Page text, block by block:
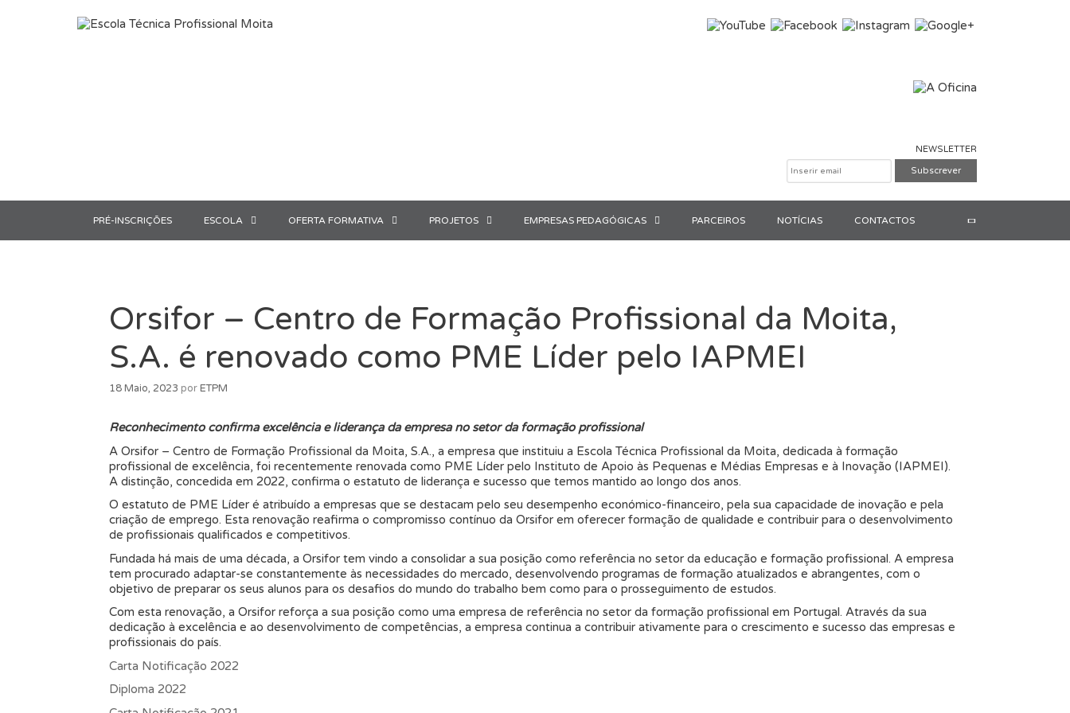
NEWSLETTER
PRÉ-INSCRIÇÕES ESCOLA OFERTA FORMATIVA PROJETOS EMPRESAS PEDAGÓGICAS PARCEIROS NOTÍCIAS CONTACTOS Pesquisar
Orsifor – Centro de Formação Profissional da Moita,
S.A. é renovado como PME Líder pelo IAPMEI
18 Maio, 2023 porETPM
Reconhecimento confirma excelência e liderança da empresa no setor da formação profissional
A Orsifor – Centro de Formação Profissional da Moita, S.A., a empresa que instituiu a Escola Técnica Profissional da Moita, dedicada à formação
profissional de excelência, foi recentemente renovada como PME Líder pelo Instituto de Apoio às Pequenas e Médias Empresas e à Inovação (IAPMEI).
A distinção, concedida em 2022, confirma o estatuto de liderança e sucesso que temos mantido ao longo dos anos.
O estatuto de PME Líder é atribuído a empresas que se destacam pelo seu desempenho económico-financeiro, pela sua capacidade de inovação e pela
criação de emprego. Esta renovação reafirma o compromisso contínuo da Orsifor em oferecer formação de qualidade e contribuir para o desenvolvimento
de profissionais qualificados e competitivos.
Fundada há mais de uma década, a Orsifor tem vindo a consolidar a sua posição como referência no setor da educação e formação profissional. A empresa
tem procurado adaptar-se constantemente às necessidades do mercado, desenvolvendo programas de formação atualizados e abrangentes, com o
objetivo de preparar os seus alunos para os desafios do mundo do trabalho bem como para o prosseguimento de estudos.
Com esta renovação, a Orsifor reforça a sua posição como uma empresa de referência no setor da formação profissional em Portugal. Através da sua
dedicação à excelência e ao desenvolvimento de competências, a empresa continua a contribuir ativamente para o crescimento e sucesso das empresas e
profissionais do país.
Carta Notificação 2022
Diploma 2022